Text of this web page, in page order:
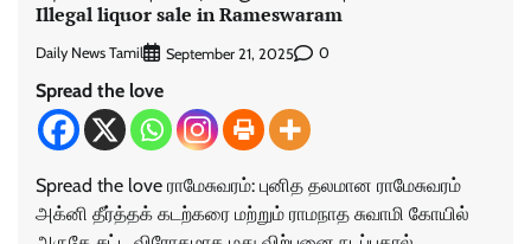
Illegal liquor sale in Rameswaram
Daily News Tamil September 21, 2025 0
Spread the love
Spread the love ராமேசுவரம்: புனித தலமான ராமேசுவரம்
அக்னி தீர்த்தக் கடற்கரை மற்றும் ராமநாத சுவாமி கோயில்